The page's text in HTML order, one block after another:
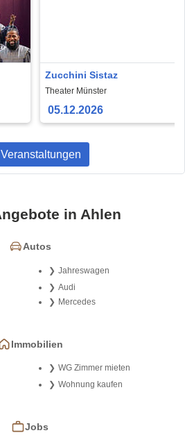
Zucchini Sistaz
Theater Münster
05.12.2026
in Ahlen
Autos
Jahreswagen
Audi
Mercedes
Immobilien
WG Zimmer mieten
Wohnung kaufen
Jobs